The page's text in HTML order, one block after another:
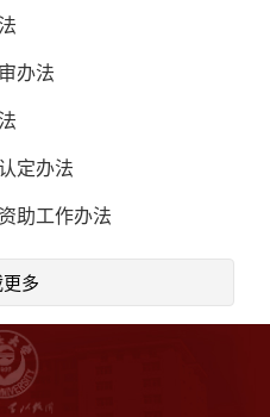
办法
定办法
助工作办法
多